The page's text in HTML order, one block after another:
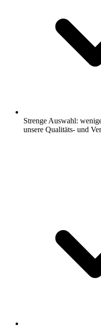
Strenge Auswahl:
unsere Qualitäts- und